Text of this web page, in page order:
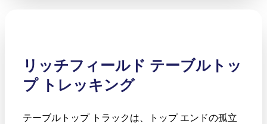
リッチフィールド テーブルトッ
プ トレッキング
テーブルトップ トラックは、トップ エンドの孤立